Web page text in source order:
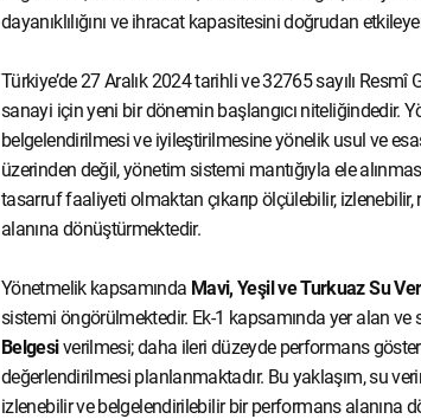
dayanıklılığını ve ihracat kapasitesini doğrudan
Türkiye’de 27 Aralık 2024 tarihli ve 32765 sayılı
sanayi için yeni bir dönemin başlangıcı niteliğindedir.
belgelendirilmesi ve iyileştirilmesine yönelik usul ve
üzerinden değil, yönetim sistemi mantığıyla ele
tasarruf faaliyeti olmaktan çıkarıp ölçülebilir,
alanına dönüştürmektedir.
Yönetmelik kapsamında Mavi, Yeşil ve Turkuaz Su
sistemi öngörülmektedir. Ek-1 kapsamında yer alan
Belgesiverilmesi; daha ileri düzeyde performans
değerlendirilmesi planlanmaktadır. Bu yaklaşım, su
izlenebilir ve belgelendirilebilir bir performans alanına